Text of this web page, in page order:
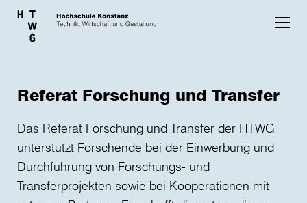
Skip to main content
Referat Forschung und Transfer
Das Referat Forschung und Transfer der HTWG
unterstützt Forschende bei der Einwerbung und
Durchführung von Forschungs- und
Transferprojekten sowie bei Kooperationen mit